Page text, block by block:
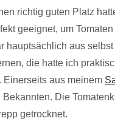
richtig guten Platz
geeignet, um
hauptsächlich aus selbst
die hatte ich
Einerseits aus meinem
Die
getrocknet.